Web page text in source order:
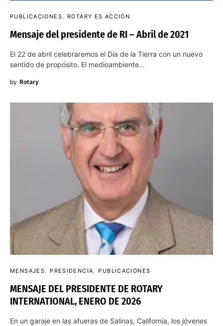
PUBLICACIONES ROTARY ES ACCIÓN
Mensaje del presidente de RI – Abril de 2021
El 22 de abril celebraremos el Día de la Tierra con un nuevo
sentido de propósito. El medioambiente…
by Rotary
MENSAJES PRESIDENCIA PUBLICACIONES
MENSAJE DEL PRESIDENTE DE ROTARY
INTERNATIONAL, ENERO DE 2026
En un garaje en las afueras de Salinas, California, los jóvenes